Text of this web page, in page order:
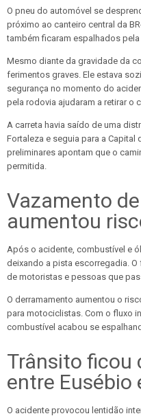
O pneu do automóvel se
próximo ao canteiro central da
também ficaram espalhados pela
Mesmo diante da gravidade da
ferimentos graves. Ele estava
segurança no momento do
pela rodovia ajudaram a retirar o
A carreta havia saído de uma
Fortaleza e seguia para a
preliminares apontam que o
permitida.
Vazamento
aumentou
Após o acidente, combustível e
deixando a pista escorregadia.
de motoristas e pessoas que
O derramamento aumentou o
para motociclistas. Com o fluxo
combustível acabou se
Trânsito ficou
entre Eusébio
O acidente provocou lentidão